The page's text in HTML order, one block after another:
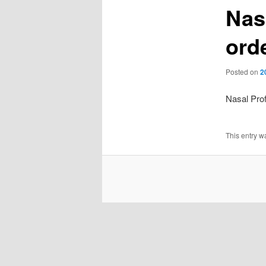
Posted on
Nasal
This entry